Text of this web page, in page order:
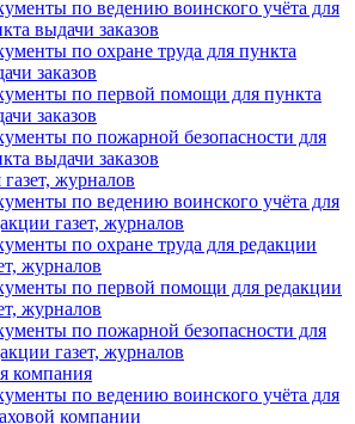
по ведению воинского учёта для
выдачи заказов
по охране труда для пункта
заказов
по первой помощи для пункта
заказов
по пожарной безопасности для
выдачи заказов
журналов
по ведению воинского учёта для
газет, журналов
по охране труда для редакции
журналов
по первой помощи для редакции
журналов
по пожарной безопасности для
газет, журналов
компания
по ведению воинского учёта для
компании